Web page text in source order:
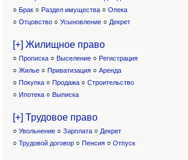
○ Брак ○ Раздел имущества ○ Опека
○ Отцовство○ Усыновление ○ Декрет
[+] Жилищное право
○ Прописка ○ Выселение ○ Регистрация
○ Жилье ○ Приватизация ○ Аренда
○ Покупка ○ Продажа ○ Строительство
○ Ипотека ○ Выписка
[+] Трудовое право
○ Увольнение ○ Зарплата ○ Декрет
○ Трудовой договор ○ Пенсия ○ Отпуск